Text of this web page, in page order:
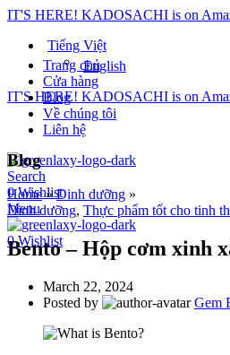
IT'S HERE! KADOSACHI is on
Tiếng Việt
English
IT'S HERE! KADOSACHI is on
Trang chủ
Cửa hàng
Blog
Về chúng tôi
Liên hệ
Search
0Wishlist
Menu
0Wishlist
Blog
Home»Dinh dưỡng »
Dinh dưỡng, Thực phẩm tốt cho tinh
Bento – Hộp cơm xinh
March 22, 2024
Posted by
Gem